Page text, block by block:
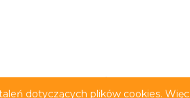
Film z tłumaczeniem
dotyczących plików cookies.